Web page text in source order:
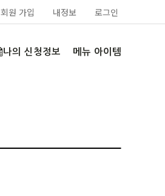
회원 가입 내정보 로그인
나의 신청정보 메뉴 아이템